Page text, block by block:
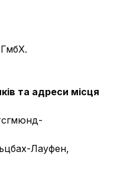
та адреси місця
Лауфен,